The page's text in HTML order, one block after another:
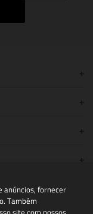
anúncios, fornecer
Também
+